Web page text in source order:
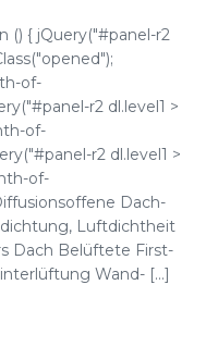
() { jQuery("#panel-r2
of-
r2 dl.level1 >
of-
r2 dl.level1 >
of-
Dach-
Luftdichtheit
Dach Belüftete First-
Wand- [...]